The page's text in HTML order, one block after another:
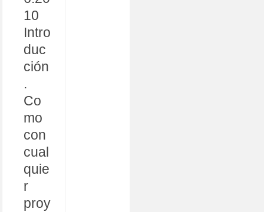
10
Intro
duc
ción
.
Co
mo
con
cual
quie
r
proy